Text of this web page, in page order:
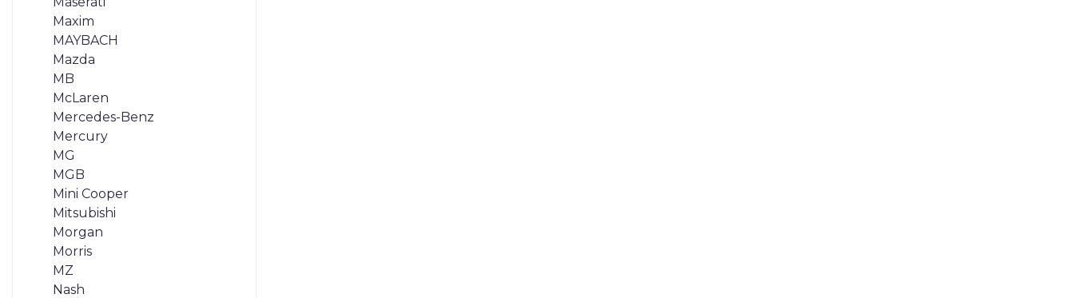
Maxim
MAYBACH
Mazda
MB
McLaren
Mercedes-Benz
Mercury
MG
MGB
Mini Cooper
Mitsubishi
Morgan
Morris
MZ
Nash